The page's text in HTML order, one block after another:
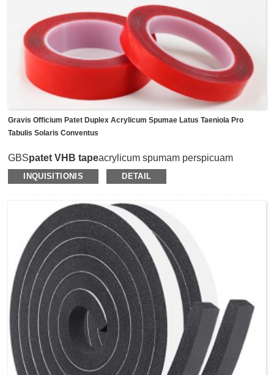
Gravis Officium Patet Duplex Acrylicum Spumae Latus Taeniola Pro
Tabulis Solaris Conventus
GBSpatet VHB tapeacrylicum spumam perspicuam
adhibet ut substrata et obductis magnis agendis acrylicis
tenaces.Crassitudo vagatur ab 0.4mm-3mm diversis
est, et invisibilis color clarus est apta applicari in domum
decoris items sicut tabulam photographicam, horologium,
hamum et alia coquina suppeditat.Solet etiam in coetui
tabulae solaris applicari ut munus perpetuum iungendi et
cingens in tabulis solaris conveniat.
INQUISITIONIS DETAIL